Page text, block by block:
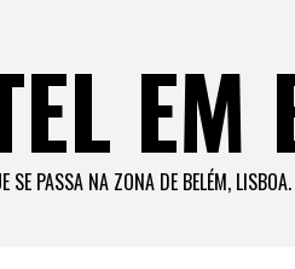
EM
SE PASSA NA ZONA DE BELÉM, LISBOA.